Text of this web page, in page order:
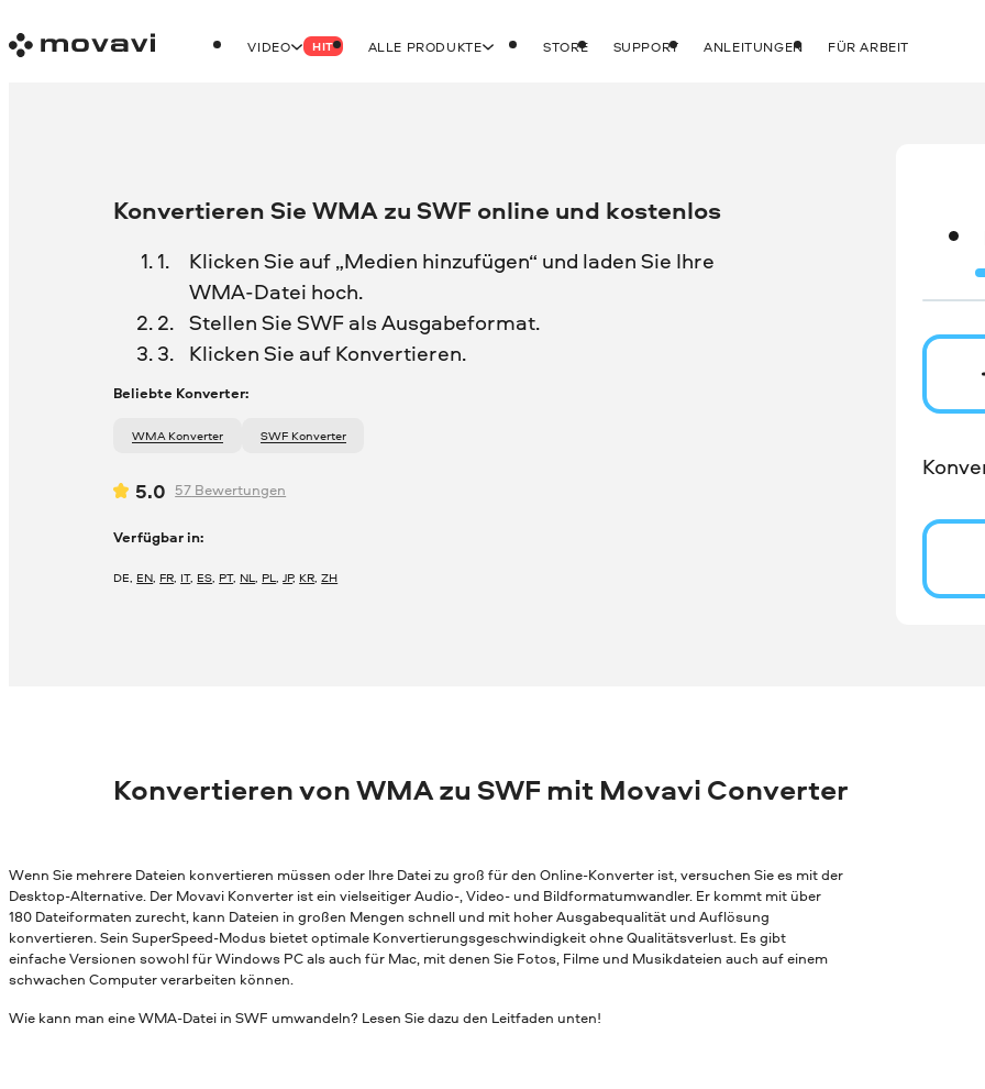
VIDEO HIT ALLE PRODUKTE STORE SUPPORT ANLEITUNGEN FÜR ARBEIT
Konvertieren Sie WMA zu SWF online und kostenlos
Klicken Sie auf „Medien hinzufügen“ und laden Sie Ihre
WMA-Datei hoch.
Stellen Sie SWF als Ausgabeformat.
Klicken Sie auf Konvertieren.
Beliebte Konverter:
WMA Konverter SWF Konverter
5.0 57 Bewertungen
Verfügbar in:
DE, EN, FR, IT, ES, PT, NL, PL,JP, KR,ZH
Konvertieren von WMA zu SWF mit Movavi Converter
Wenn Sie mehrere Dateien konvertieren müssen oder Ihre Datei zu groß für den Online-Konverter ist, versuchen Sie es mit der
Desktop-Alternative. Der Movavi Konverter ist ein vielseitiger Audio-, Video- und Bildformatumwandler. Er kommt mit über
180 Dateiformaten zurecht, kann Dateien in großen Mengen schnell und mit hoher Ausgabequalität und Auflösung
konvertieren. Sein SuperSpeed-Modus bietet optimale Konvertierungsgeschwindigkeit ohne Qualitätsverlust. Es gibt
einfache Versionen sowohl für Windows PC als auch für Mac, mit denen Sie Fotos, Filme und Musikdateien auch auf einem
schwachen Computer verarbeiten können.
Wie kann man eine WMA-Datei in SWF umwandeln? Lesen Sie dazu den Leitfaden unten!